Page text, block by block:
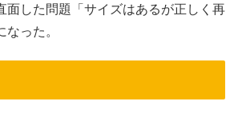
面した問題「サイズはあるが正しく再
った。